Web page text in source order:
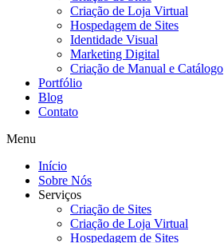
Criação de Loja Virtual
Hospedagem de Sites
Identidade Visual
Marketing Digital
Criação de Manual e Catálogo
Portfólio
Blog
Contato
Menu
Início
Sobre Nós
Serviços
Criação de Sites
Criação de Loja Virtual
Hospedagem de Sites